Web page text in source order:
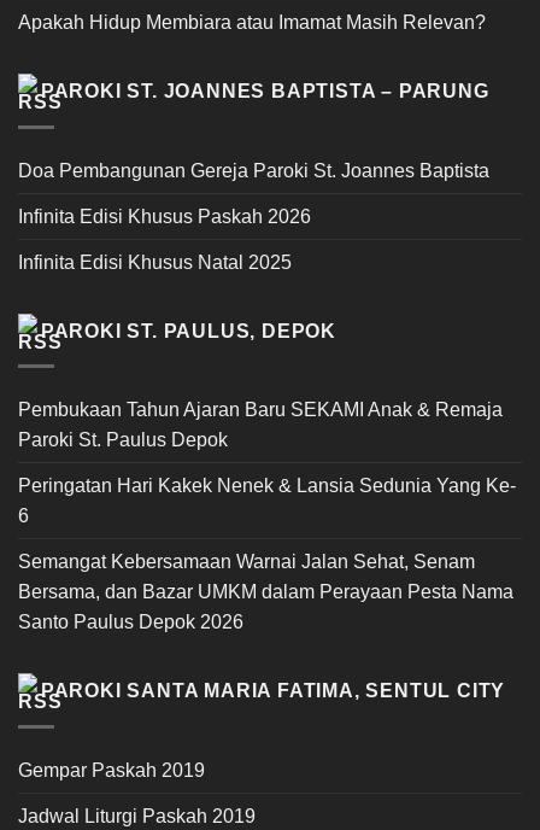
Apakah Hidup Membiara atau Imamat Masih Relevan?
PAROKI ST. JOANNES BAPTISTA – PARUNG
Doa Pembangunan Gereja Paroki St. Joannes Baptista
Infinita Edisi Khusus Paskah 2026
Infinita Edisi Khusus Natal 2025
PAROKI ST. PAULUS, DEPOK
Pembukaan Tahun Ajaran Baru SEKAMI Anak & Remaja
Paroki St. Paulus Depok
Peringatan Hari Kakek Nenek & Lansia Sedunia Yang Ke-
6
Semangat Kebersamaan Warnai Jalan Sehat, Senam
Bersama, dan Bazar UMKM dalam Perayaan Pesta Nama
Santo Paulus Depok 2026
PAROKI SANTA MARIA FATIMA, SENTUL CITY
Gempar Paskah 2019
Jadwal Liturgi Paskah 2019